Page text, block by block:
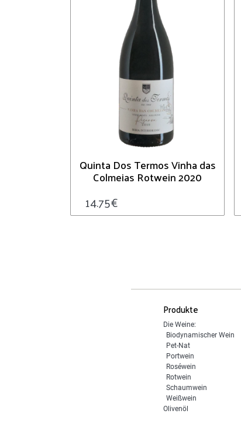
Quinta Dos Termos Vinha das
Colmeias Rotwein 2020
14.75€
Produkte
Die Weine:
Biodynamischer Wein
Pet-Nat
Portwein
Roséwein
Rotwein
Schaumwein
Weißwein
Olivenöl